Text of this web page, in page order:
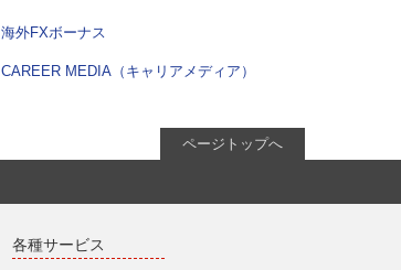
海外FXボーナス
CAREER MEDIA（キャリアメディア）
ページトップへ
各種サービス